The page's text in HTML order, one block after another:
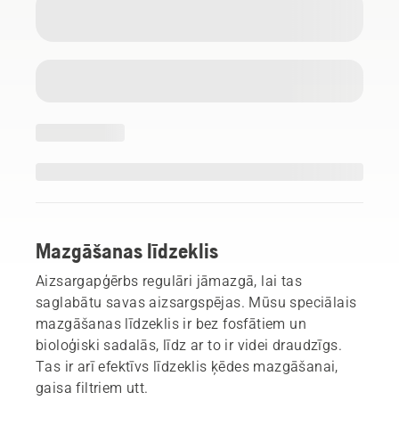
Mazgāšanas līdzeklis
Aizsargapģērbs regulāri jāmazgā, lai tas
saglabātu savas aizsargspējas. Mūsu speciālais
mazgāšanas līdzeklis ir bez fosfātiem un
bioloģiski sadalās, līdz ar to ir videi draudzīgs.
Tas ir arī efektīvs līdzeklis ķēdes mazgāšanai,
gaisa filtriem utt.